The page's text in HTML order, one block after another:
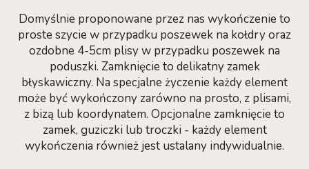
Domyślnie proponowane przez nas wykończenie to
proste szycie w przypadku poszewek na kołdry oraz
ozdobne 4-5cm plisy w przypadku poszewek na
poduszki. Zamknięcie to delikatny zamek
błyskawiczny. Na specjalne życzenie każdy element
może być wykończony zarówno na prosto, z plisami,
z bizą lub koordynatem. Opcjonalne zamknięcie to
zamek, guziczki lub troczki - każdy element
wykończenia również jest ustalany indywidualnie.